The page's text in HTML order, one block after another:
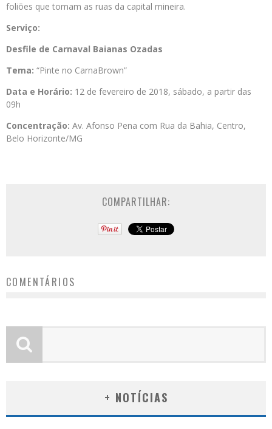
foliões que tomam as ruas da capital mineira.
Serviço:
Desfile de Carnaval Baianas Ozadas
Tema: “Pinte no CarnaBrown”
Data e Horário: 12 de fevereiro de 2018, sábado, a partir das
09h
Concentração: Av. Afonso Pena com Rua da Bahia, Centro,
Belo Horizonte/MG
COMPARTILHAR:
COMENTÁRIOS
+ NOTÍCIAS